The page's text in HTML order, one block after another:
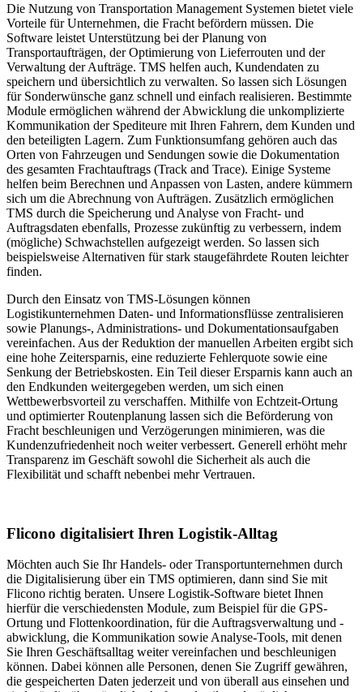
Die Nutzung von Transportation Management Systemen bietet viele
Vorteile für Unternehmen, die Fracht befördern müssen. Die
Software leistet Unterstützung bei der Planung von
Transportaufträgen, der Optimierung von Lieferrouten und der
Verwaltung der Aufträge. TMS helfen auch, Kundendaten zu
speichern und übersichtlich zu verwalten. So lassen sich Lösungen
für Sonderwünsche ganz schnell und einfach realisieren. Bestimmte
Module ermöglichen während der Abwicklung die unkomplizierte
Kommunikation der Spediteure mit Ihren Fahrern, dem Kunden und
den beteiligten Lagern. Zum Funktionsumfang gehören auch das
Orten von Fahrzeugen und Sendungen sowie die Dokumentation
des gesamten Frachtauftrags (Track and Trace). Einige Systeme
helfen beim Berechnen und Anpassen von Lasten, andere kümmern
sich um die Abrechnung von Aufträgen. Zusätzlich ermöglichen
TMS durch die Speicherung und Analyse von Fracht- und
Auftragsdaten ebenfalls, Prozesse zukünftig zu verbessern, indem
(mögliche) Schwachstellen aufgezeigt werden. So lassen sich
beispielsweise Alternativen für stark staugefährdete Routen leichter
finden.
Durch den Einsatz von TMS-Lösungen können
Logistikunternehmen Daten- und Informationsflüsse zentralisieren
sowie Planungs-, Administrations- und Dokumentationsaufgaben
vereinfachen. Aus der Reduktion der manuellen Arbeiten ergibt sich
eine hohe Zeitersparnis, eine reduzierte Fehlerquote sowie eine
Senkung der Betriebskosten. Ein Teil dieser Ersparnis kann auch an
den Endkunden weitergegeben werden, um sich einen
Wettbewerbsvorteil zu verschaffen. Mithilfe von Echtzeit-Ortung
und optimierter Routenplanung lassen sich die Beförderung von
Fracht beschleunigen und Verzögerungen minimieren, was die
Kundenzufriedenheit noch weiter verbessert. Generell erhöht mehr
Transparenz im Geschäft sowohl die Sicherheit als auch die
Flexibilität und schafft nebenbei mehr Vertrauen.
Flicono digitalisiert Ihren Logistik-Alltag
Möchten auch Sie Ihr Handels- oder Transportunternehmen durch
die Digitalisierung über ein TMS optimieren, dann sind Sie mit
Flicono richtig beraten. Unsere Logistik-Software bietet Ihnen
hierfür die verschiedensten Module, zum Beispiel für die GPS-
Ortung und Flottenkoordination, für die Auftragsverwaltung und -
abwicklung, die Kommunikation sowie Analyse-Tools, mit denen
Sie Ihren Geschäftsalltag weiter vereinfachen und beschleunigen
können. Dabei können alle Personen, denen Sie Zugriff gewähren,
die gespeicherten Daten jederzeit und von überall aus einsehen und